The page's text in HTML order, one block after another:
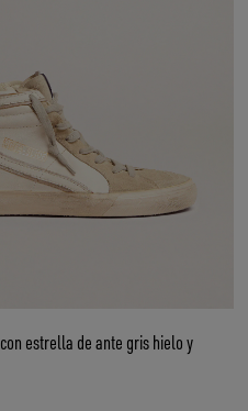
estrella de ante gris hielo y